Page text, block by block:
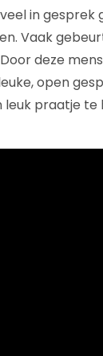
veel in
Vaak
deze
open
praatje te